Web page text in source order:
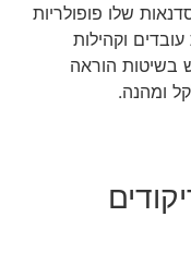
שלו פופולריות
וקהילות
בשיטות הוראה
ומהנה.